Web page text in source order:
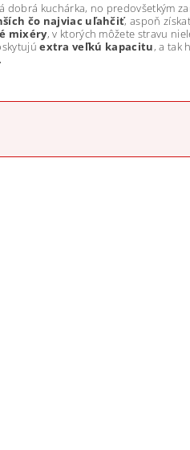
kuchárka, no predovšetkým
čo najviac uľahčiť, aspoň
mixéry, v ktorých môžete stravu
extra veľkú kapacitu, a tak